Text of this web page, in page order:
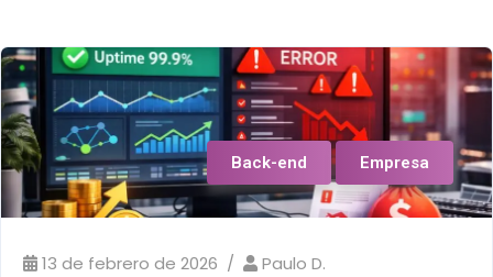
Back-end Empresa
13 de febrero de 2026 Paulo D.